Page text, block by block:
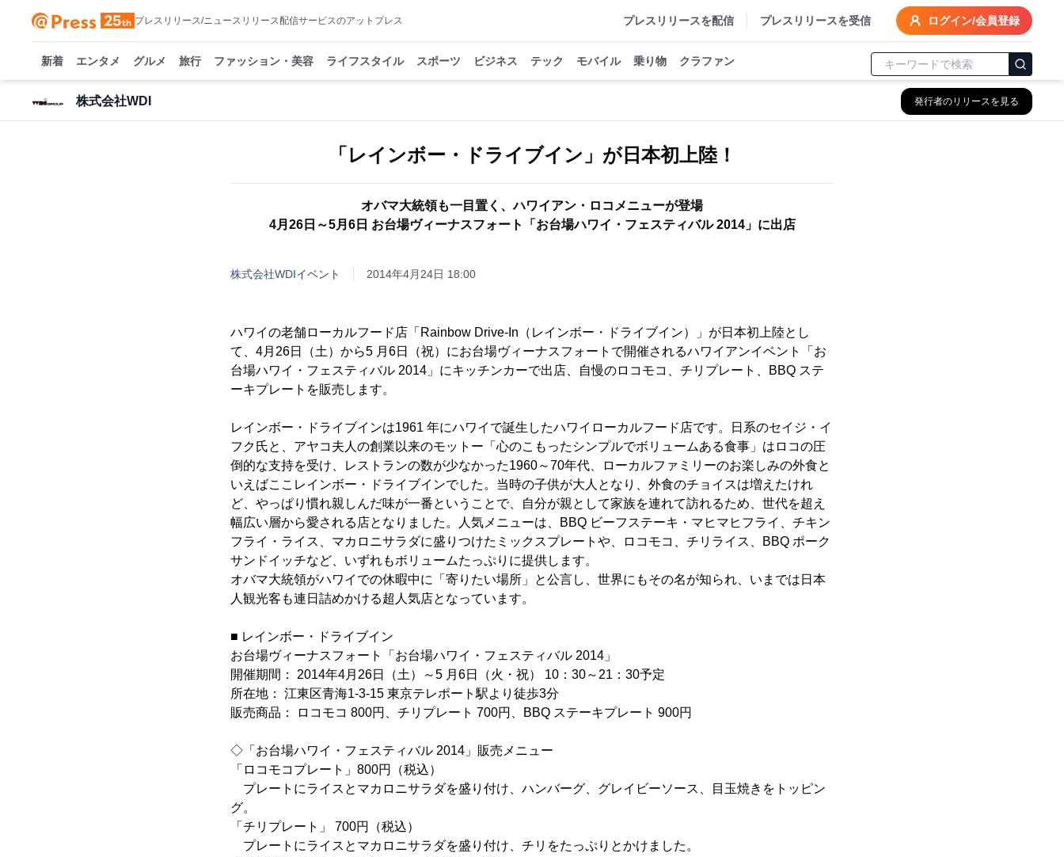
プレスリリース/ニュースリリース配信サービスのアットプレス プレスリリースを配信 プレスリリースを受信 ログイン/会員登録
新着 エンタメ グルメ 旅行 ファッション・美容 ライフスタイル スポーツ ビジネス テック モバイル 乗り物 クラファン
株式会社WDI 発行者のリリースを見る
「レインボー・ドライブイン」が日本初上陸！
オバマ大統領も一目置く、ハワイアン・ロコメニューが登場
4月26日～5月6日 お台場ヴィーナスフォート「お台場ハワイ・フェスティバル 2014」に出店
株式会社WDIイベント 2014年4月24日 18:00
ハワイの老舗ローカルフード店「Rainbow Drive-In（レインボー・ドライブイン）」が日本初上陸とし
て、4月26日（土）から5 月6日（祝）にお台場ヴィーナスフォートで開催されるハワイアンイベント「お
台場ハワイ・フェスティバル 2014」にキッチンカーで出店、自慢のロコモコ、チリプレート、BBQ ステ
ーキプレートを販売します。
レインボー・ドライブインは1961 年にハワイで誕生したハワイローカルフード店です。日系のセイジ・イ
フク氏と、アヤコ夫人の創業以来のモットー「心のこもったシンプルでボリュームある食事」はロコの圧
倒的な支持を受け、レストランの数が少なかった1960～70年代、ローカルファミリーのお楽しみの外食と
いえばここレインボー・ドライブインでした。当時の子供が大人となり、外食のチョイスは増えたけれ
ど、やっぱり慣れ親しんだ味が一番ということで、自分が親として家族を連れて訪れるため、世代を超え
幅広い層から愛される店となりました。人気メニューは、BBQ ビーフステーキ・マヒマヒフライ、チキン
フライ・ライス、マカロニサラダに盛りつけたミックスプレートや、ロコモコ、チリライス、BBQ ポーク
サンドイッチなど、いずれもボリュームたっぷりに提供します。
オバマ大統領がハワイでの休暇中に「寄りたい場所」と公言し、世界にもその名が知られ、いまでは日本
人観光客も連日詰めかける超人気店となっています。
■ レインボー・ドライブイン
お台場ヴィーナスフォート「お台場ハワイ・フェスティバル 2014」
開催期間： 2014年4月26日（土）～5 月6日（火・祝） 10：30～21：30予定
所在地： 江東区青海1-3-15 東京テレポート駅より徒歩3分
販売商品： ロコモコ 800円、チリプレート 700円、BBQ ステーキプレート 900円
◇「お台場ハワイ・フェスティバル 2014」販売メニュー
「ロコモコプレート」800円（税込）
プレートにライスとマカロニサラダを盛り付け、ハンバーグ、グレイビーソース、目玉焼きをトッピン
グ。
「チリプレート」 700円（税込）
プレートにライスとマカロニサラダを盛り付け、チリをたっぷりとかけました。